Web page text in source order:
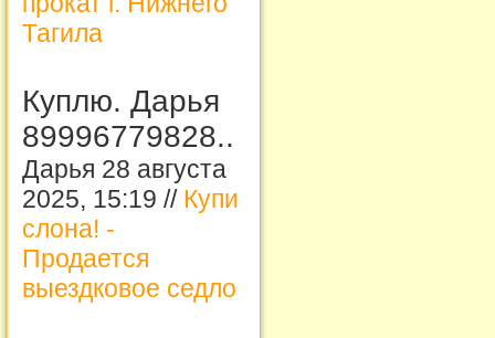
Тагила
Куплю. Дарья
89996779828..
Дарья 28 августа
2025, 15:19 // Купи
слона! -
Продается
выездковое седло